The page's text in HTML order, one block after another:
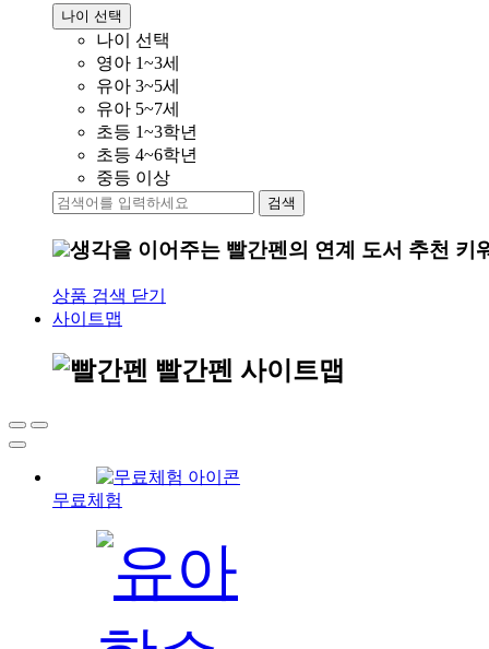
나이 선택
나이 선택
영아 1~3세
유아 3~5세
유아 5~7세
초등 1~3학년
초등 4~6학년
중등 이상
검색
생각을 이어주는 빨간펜의 연계 도서 추천 키
상품 검색 닫기
사이트맵
빨간펜 사이트맵
무료체험